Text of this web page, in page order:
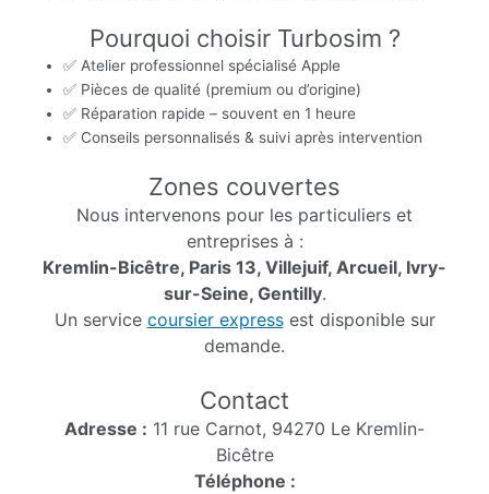
Pourquoi choisir Turbosim ?
✅ Atelier professionnel spécialisé Apple
✅ Pièces de qualité (premium ou d’origine)
✅ Réparation rapide – souvent en 1 heure
✅ Conseils personnalisés & suivi après intervention
Zones couvertes
Nous intervenons pour les particuliers et
entreprises à :
Kremlin-Bicêtre, Paris 13, Villejuif, Arcueil, Ivry-
sur-Seine, Gentilly.
Un service coursier expressest disponible sur
demande.
Contact
Adresse : 11 rue Carnot, 94270 Le Kremlin-
Bicêtre
Téléphone :